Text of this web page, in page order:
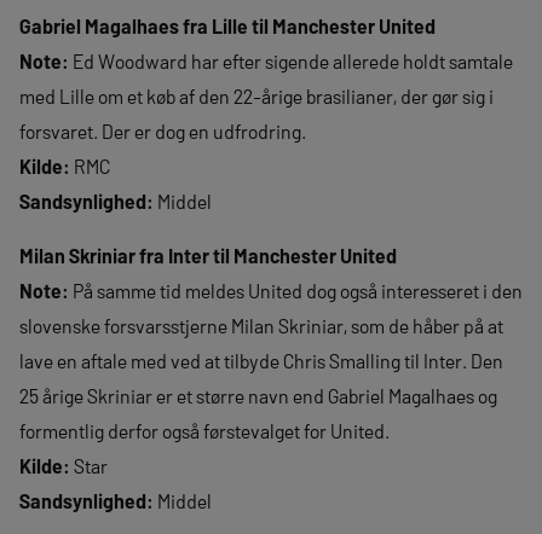
Gabriel Magalhaes fra Lille til Manchester United
Note: Ed Woodward har efter sigende allerede holdt samtale
med Lille om et køb af den 22-årige brasilianer, der gør sig i
forsvaret. Der er dog en udfrodring.
Kilde: RMC
Sandsynlighed: Middel
Milan Skriniar fra Inter til Manchester United
Note: På samme tid meldes United dog også interesseret i den
slovenske forsvarsstjerne Milan Skriniar, som de håber på at
lave en aftale med ved at tilbyde Chris Smalling til Inter. Den
25 årige Skriniar er et større navn end Gabriel Magalhaes og
formentlig derfor også førstevalget for United.
Kilde: Star
Sandsynlighed: Middel